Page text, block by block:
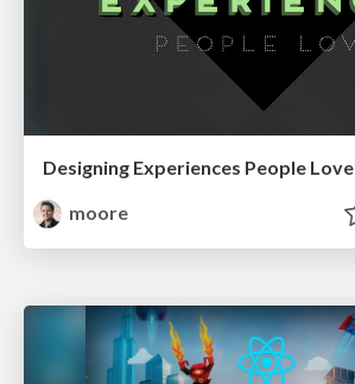
Designing Experiences People Love
moore